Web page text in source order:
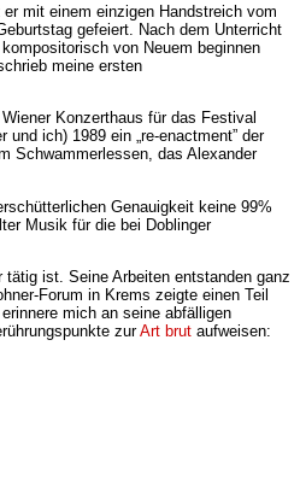
mit einem einzigen Handstreich vom
gefeiert. Nach dem Unterricht
von Neuem beginnen
meine ersten
Konzerthaus für das Festival
ich) 1989 ein „re-enactment” der
Schwammerlessen, das Alexander
Genauigkeit keine 99%
Musik für die bei Doblinger
ist. Seine Arbeiten entstanden ganz
Forum in Krems zeigte einen Teil
mich an seine abfälligen
zurArt brut aufweisen: